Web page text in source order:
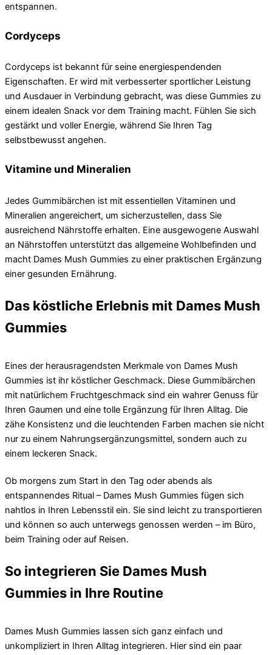
entspannen.
Cordyceps
Cordyceps ist bekannt für seine energiespendenden
Eigenschaften. Er wird mit verbesserter sportlicher Leistung
und Ausdauer in Verbindung gebracht, was diese Gummies zu
einem idealen Snack vor dem Training macht. Fühlen Sie sich
gestärkt und voller Energie, während Sie Ihren Tag
selbstbewusst angehen.
Vitamine und Mineralien
Jedes Gummibärchen ist mit essentiellen Vitaminen und
Mineralien angereichert, um sicherzustellen, dass Sie
ausreichend Nährstoffe erhalten. Eine ausgewogene Auswahl
an Nährstoffen unterstützt das allgemeine Wohlbefinden und
macht Dames Mush Gummies zu einer praktischen Ergänzung
einer gesunden Ernährung.
Das köstliche Erlebnis mit Dames Mush
Gummies
Eines der herausragendsten Merkmale von Dames Mush
Gummies ist ihr köstlicher Geschmack. Diese Gummibärchen
mit natürlichem Fruchtgeschmack sind ein wahrer Genuss für
Ihren Gaumen und eine tolle Ergänzung für Ihren Alltag. Die
zähe Konsistenz und die leuchtenden Farben machen sie nicht
nur zu einem Nahrungsergänzungsmittel, sondern auch zu
einem leckeren Snack.
Ob morgens zum Start in den Tag oder abends als
entspannendes Ritual – Dames Mush Gummies fügen sich
nahtlos in Ihren Lebensstil ein. Sie sind leicht zu transportieren
und können so auch unterwegs genossen werden – im Büro,
beim Training oder auf Reisen.
So integrieren Sie Dames Mush
Gummies in Ihre Routine
Dames Mush Gummies lassen sich ganz einfach und
unkompliziert in Ihren Alltag integrieren. Hier sind ein paar